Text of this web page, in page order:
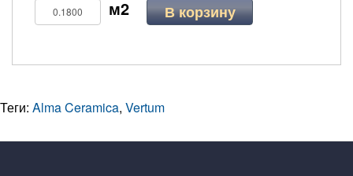
В корзину
Теги: Alma Ceramica, Vertum